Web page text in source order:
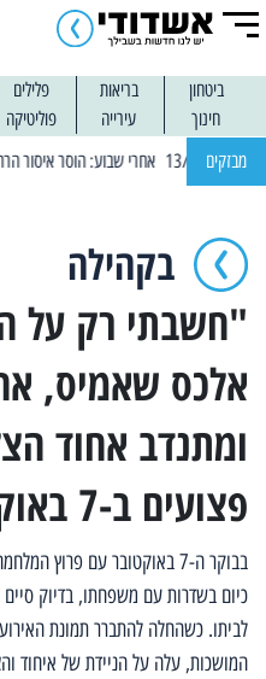
ביטחון בריאות פלילים
חינוך
עירייה פוליטיקה
מבזקים | 13:04 14/
בקהילה
"חשבתי רק על
אלכס שאמיס,
ומתנדב אחוד
פצועים ב-7 באוקטובר
בבוקר ה-7 באוקטובר עם
כיום בשדרות עם משפחתו, בדיוק
לביתו. כשהחלה להתברר תמונת
המושכות, עלה על הניידת של איחוד